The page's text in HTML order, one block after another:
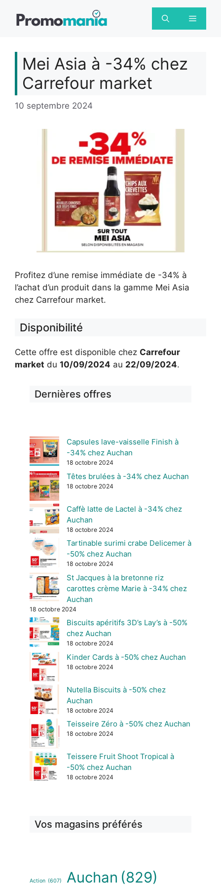
Menu
Mei Asia à -34% chez
Carrefour market
10 septembre 2024
Profitez d’une remise immédiate de -34% à
l’achat d’un produit dans la gamme Mei Asia
chez Carrefour market.
Disponibilité
Cette offre est disponible chez Carrefour
market du 10/09/2024 au 22/09/2024.
Dernières offres
Capsules lave-vaisselle Finish à
-34% chez Auchan
18 octobre 2024
Têtes brulées à -34% chez Auchan
18 octobre 2024
Caffè latte de Lactel à -34% chez
Auchan
18 octobre 2024
Tartinable surimi crabe Delicemer à
-50% chez Auchan
18 octobre 2024
St Jacques à la bretonne riz
carottes crème Marie à -34% chez
Auchan
18 octobre 2024
Biscuits apéritifs 3D’s Lay’s à -50%
chez Auchan
18 octobre 2024
Kinder Cards à -50% chez Auchan
18 octobre 2024
Nutella Biscuits à -50% chez
Auchan
18 octobre 2024
Teisseire Zéro à -50% chez Auchan
18 octobre 2024
Teissere Fruit Shoot Tropical à
-50% chez Auchan
18 octobre 2024
Vos magasins préférés
Action (607) Auchan (829)